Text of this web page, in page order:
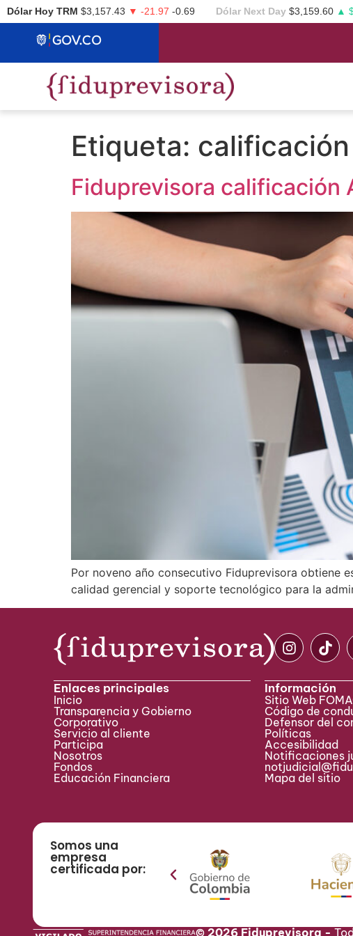
Dólar Hoy TRM $3,157.43 ▼ -21.97 -0.69 Dólar Next Day $3,159.60 ▲
Etiqueta:
Fiduprevisora calificación
Por noveno año consecutivo Fiduprevisora obtiene
calidad gerencial y soporte tecnológico para la
Enlaces principales
Inicio
Transparencia y Gobierno
Corporativo
Servicio al cliente
Participa ​
Nosotros
Fondos
Educación Financiera
Información
Sitio Web
Código de
Defensor del
Políticas
Accesibilidad
Notificaciones
Mapa del sitio
Somos una
empresa
certificada por:
© 2026 Fiduprevisora -